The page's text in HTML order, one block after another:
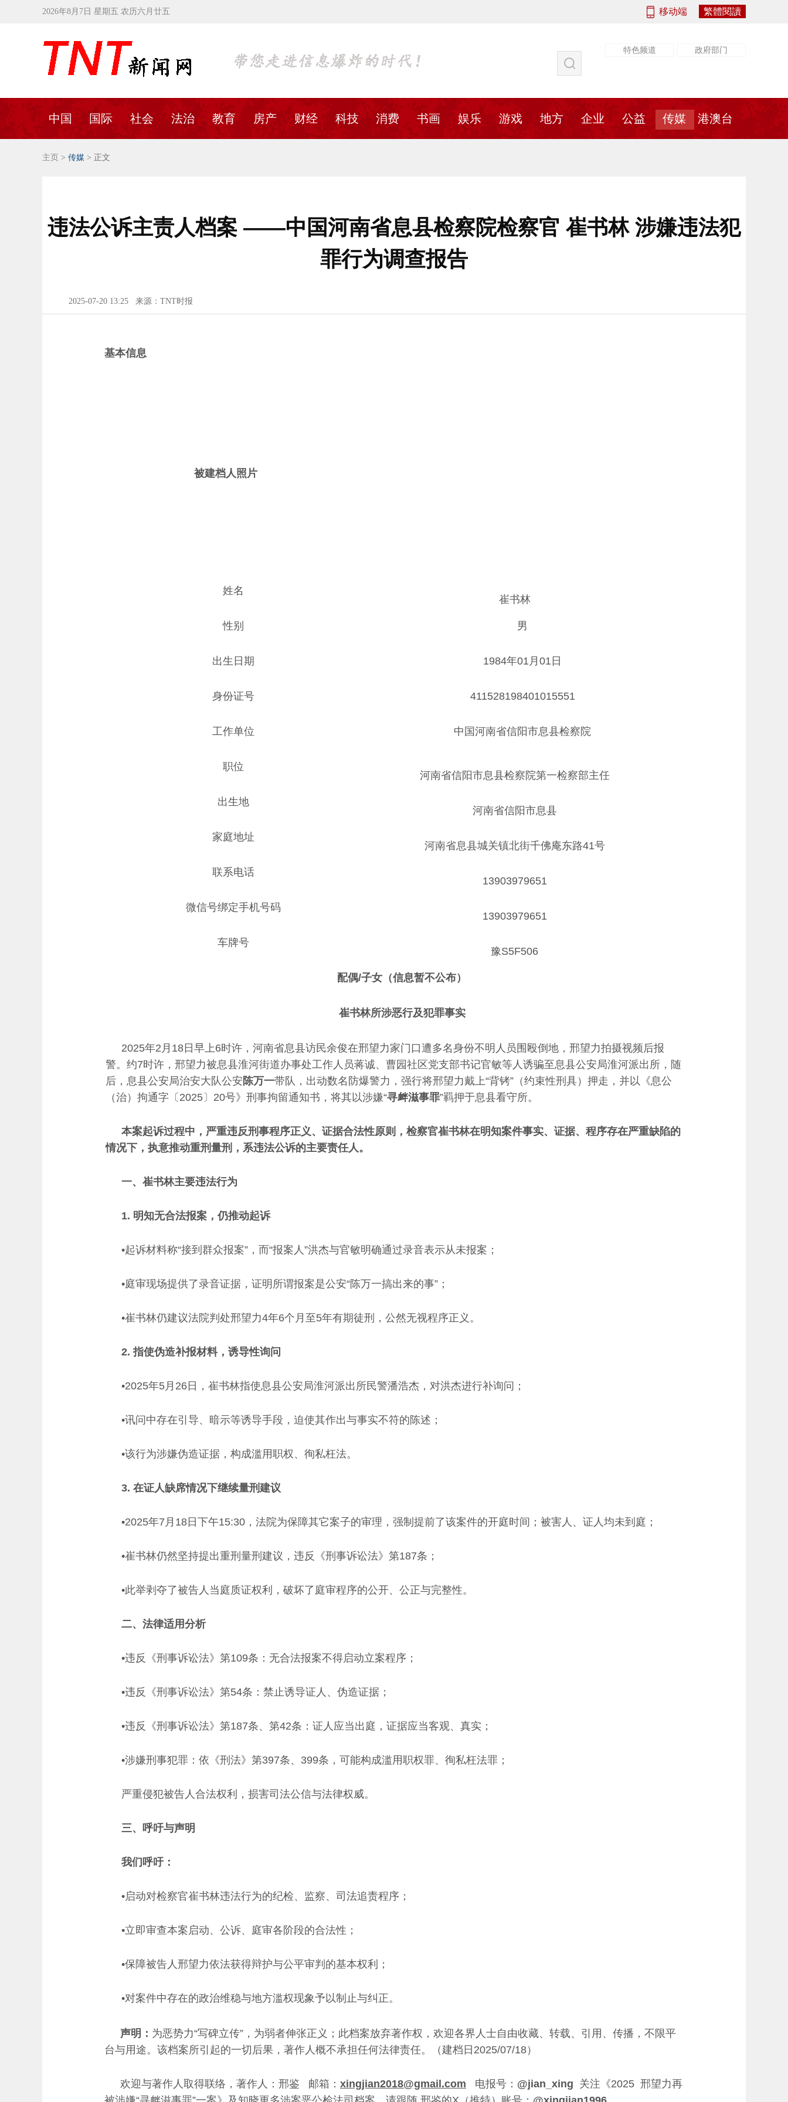
2026年8月7日 星期五 农历六月廿五 移动端 繁體閱讀
特色频道
政府部门
中国 国际 社会 法治 教育 房产 财经 科技 消费 书画 娱乐 游戏 地方 企业 公益 传媒 港澳台
主页 > 传媒 > 正文
违法公诉主责人档案 ——中国河南省息县检察院检察官 崔书林 涉嫌违法犯
罪行为调查报告
2025-07-20 13:25 来源：TNT时报
基本信息
被建档人照片
姓名
崔书林
性别 男
出生日期 1984年01月01日
身份证号 411528198401015551
工作单位 中国河南省信阳市息县检察院
职位
河南省信阳市息县检察院第一检察部主任
出生地
河南省信阳市息县
家庭地址
河南省息县城关镇北街千佛庵东路41号
联系电话
13903979651
微信号绑定手机号码
13903979651
车牌号
豫S5F506
配偶/子女（信息暂不公布）
崔书林所涉恶行及犯罪事实
2025年2月18日早上6时许，河南省息县访民余俊在邢望力家门口遭多名身份不明人员围殴倒地，邢望力拍摄视频后报
警。约7时许，邢望力被息县淮河街道办事处工作人员蒋诚、曹园社区党支部书记官敏等人诱骗至息县公安局淮河派出所，随
后，息县公安局治安大队公安 陈万一带队，出动数名防爆警力，强行将邢望力戴上“背铐”（约束性刑具）押走，并以《息公
（治）拘通字〔2025〕20号》刑事拘留通知书，将其以涉嫌“寻衅滋事罪”羁押于息县看守所。
本案起诉过程中，严重违反刑事程序正义、证据合法性原则，检察官崔书林在明知案件事实、证据、程序存在严重缺陷的
情况下，执意推动重刑量刑，系违法公诉的主要责任人。
一、崔书林主要违法行为
1. 明知无合法报案，仍推动起诉
•起诉材料称“接到群众报案”，而“报案人”洪杰与官敏明确通过录音表示从未报案；
•庭审现场提供了录音证据，证明所谓报案是公安“陈万一搞出来的事”；
•崔书林仍建议法院判处邢望力4年6个月至5年有期徒刑，公然无视程序正义。
2. 指使伪造补报材料，诱导性询问
•2025年5月26日，崔书林指使息县公安局淮河派出所民警潘浩杰，对洪杰进行补询问；
•讯问中存在引导、暗示等诱导手段，迫使其作出与事实不符的陈述；
•该行为涉嫌伪造证据，构成滥用职权、徇私枉法。
3. 在证人缺席情况下继续量刑建议
•2025年7月18日下午15:30，法院为保障其它案子的审理，强制提前了该案件的开庭时间；被害人、证人均未到庭；
•崔书林仍然坚持提出重刑量刑建议，违反《刑事诉讼法》第187条；
•此举剥夺了被告人当庭质证权利，破坏了庭审程序的公开、公正与完整性。
二、法律适用分析
•违反《刑事诉讼法》第109条：无合法报案不得启动立案程序；
•违反《刑事诉讼法》第54条：禁止诱导证人、伪造证据；
•违反《刑事诉讼法》第187条、第42条：证人应当出庭，证据应当客观、真实；
•涉嫌刑事犯罪：依《刑法》第397条、399条，可能构成滥用职权罪、徇私枉法罪；
严重侵犯被告人合法权利，损害司法公信与法律权威。
三、呼吁与声明
我们呼吁：
•启动对检察官崔书林违法行为的纪检、监察、司法追责程序；
•立即审查本案启动、公诉、庭审各阶段的合法性；
•保障被告人邢望力依法获得辩护与公平审判的基本权利；
•对案件中存在的政治维稳与地方滥权现象予以制止与纠正。
声明： 为恶势力“写碑立传”，为弱者伸张正义；此档案放弃著作权，欢迎各界人士自由收藏、转载、引用、传播，不限平
台与用途。该档案所引起的一切后果，著作人概不承担任何法律责任。（建档日2025/07/18）
欢迎与著作人取得联络，著作人：邢鉴 邮箱： xingjian2018@gmail.com 电报号： @jian_xing 关注《2025 邢望力再